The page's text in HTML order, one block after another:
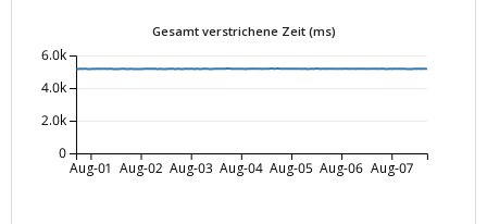
Gesamt verstrichene Zeit (ms)
Aug-01 Aug-02 Aug-03 Aug-04 Aug-05 Aug-06 Aug-07
0
2.0k
4.0k
6.0k